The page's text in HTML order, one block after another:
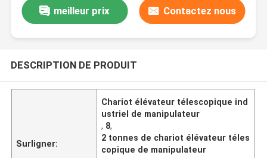
meilleur prix Contactez nous
DESCRIPTION DE PRODUIT
Surligner:
Chariot élévateur télescopique ind
ustriel de manipulateur
, 8,
2 tonnes de chariot élévateur téles
copique de manipulateur